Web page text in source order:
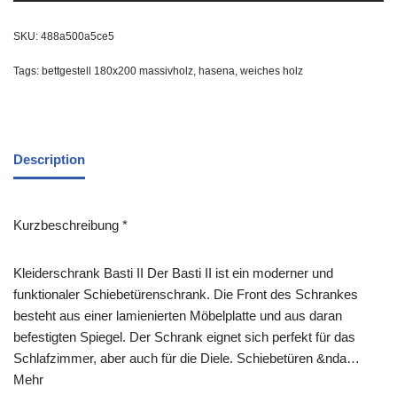
SKU: 488a500a5ce5
Tags: bettgestell 180x200 massivholz, hasena, weiches holz
Description
Kurzbeschreibung *
Kleiderschrank Basti II Der Basti II ist ein moderner und
funktionaler Schiebe­türen­schrank. Die Front des Schrankes
besteht aus einer lamienierten Möbelplatte und aus daran
befestigten Spiegel. Der Schrank eignet sich perfekt für das
Schlafzimmer, aber auch für die Diele. Schiebetüren &nda…
Mehr